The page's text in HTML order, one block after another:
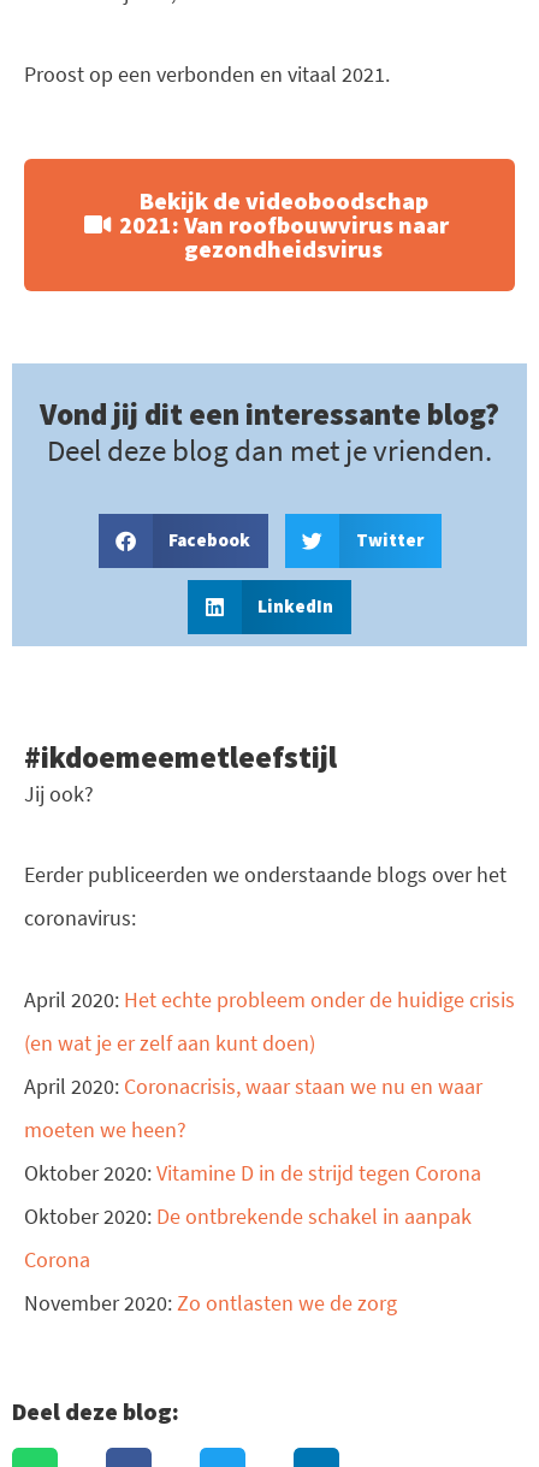
Proost op een verbonden en vitaal 2021.
Bekijk de videoboodschap
2021: Van roofbouwvirus naar
gezondheidsvirus
Vond jij dit een interessante blog?
Deel deze blog dan met je vrienden.
Facebook Twitter
LinkedIn
#ikdoemeemetleefstijl
Jij ook?
Eerder publiceerden we onderstaande blogs over het
coronavirus:
April 2020: Het echte probleem onder de huidige crisis
(en wat je er zelf aan kunt doen)
April 2020: Coronacrisis, waar staan we nu en waar
moeten we heen?
Oktober 2020:Vitamine D in de strijd tegen Corona
Oktober 2020: De ontbrekende schakel in aanpak
Corona
November 2020:Zo ontlasten we de zorg
Deel deze blog: